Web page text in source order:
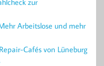
zur
Arbeitslose und mehr
Cafés von Lüneburg